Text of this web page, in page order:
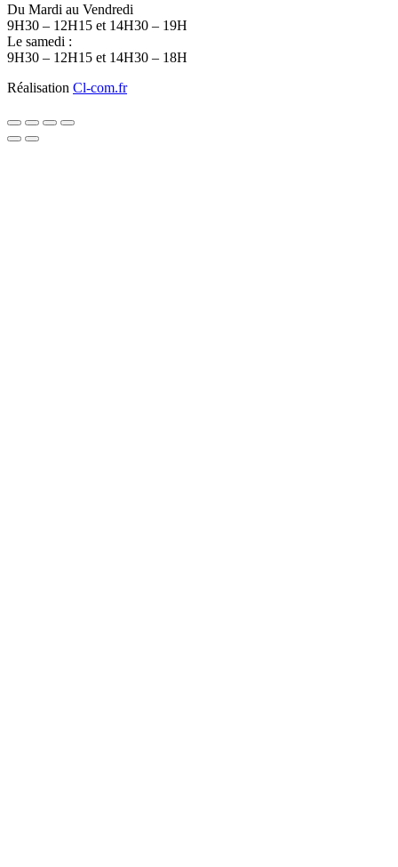
Du Mardi au Vendredi
9H30 – 12H15 et 14H30 – 19H
Le samedi :
9H30 – 12H15 et 14H30 – 18H
Réalisation Cl-com.fr